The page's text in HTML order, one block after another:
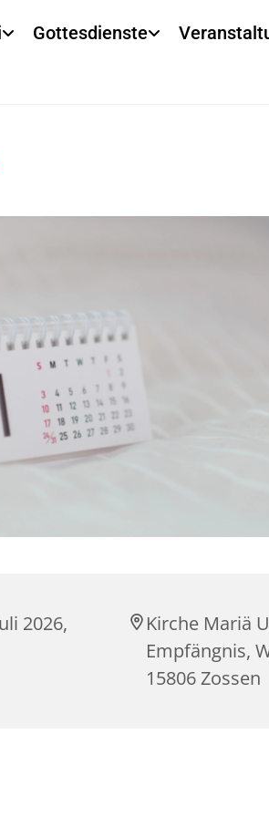
Gottesdienste
2026,
Kirche Mariä
Empfängnis,
15806 Zossen